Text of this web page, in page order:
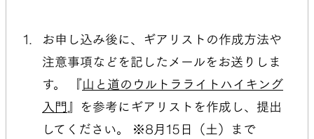
お申し込み後に、ギアリストの作成方法や
注意事項などを記したメールをお送りしま
す。 『山と道のウルトラライトハイキング
入門
』を参考にギアリストを作成し、提出
してください。
※8月15日（土）まで